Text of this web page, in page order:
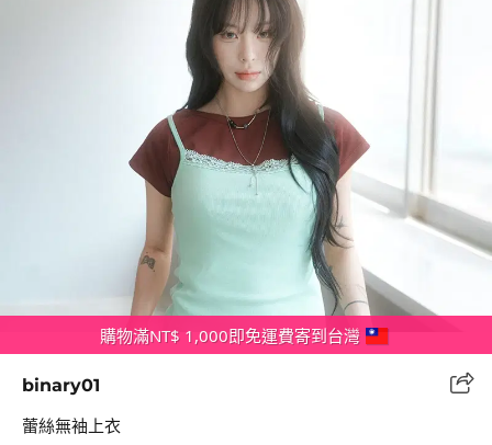
購物滿NT$ 1,000即免運費寄到台灣
binary01
蕾絲無袖上衣